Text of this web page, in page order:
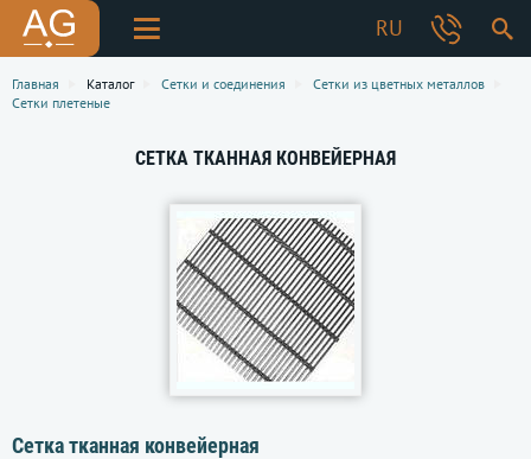
RU
Главная Каталог Сетки и соединения
Сетки из цветных металлов
Сетки плетеные
СЕТКА ТКАННАЯ КОНВЕЙЕРНАЯ
Сетка тканная конвейерная